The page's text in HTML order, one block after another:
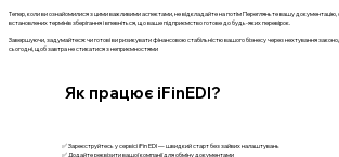
Тепер, коли ви ознайомилися з цими важливими аспектами, не відкладайте на потім Перегляньте вашу документацію,
встановлених термінів зберігання і впевніться, що ваше підприємство готове до будь-яких перевірок.
Завершуючи, задумайтеся: чи готові ви ризикувати фінансовою стабільністю вашого бізнесу через нехтування
сьогодні, щоб завтра не стикатися з неприємностями
✅ Зареєструйтесь у сервісі iFin EDI — швидкий старт без зайвих налаштувань
✅ Додайте реквізити вашої компанії для обміну документами
Як працює iFinEDI?